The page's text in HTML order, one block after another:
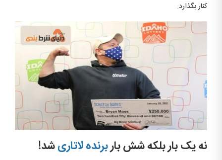
کنار بگذارد.
نه یک بار بلکه شش باربرنده لاتاریشد!